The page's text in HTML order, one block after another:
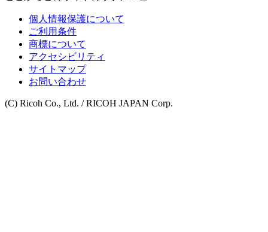
個人情報保護について
ご利用条件
商標について
アクセシビリティ
サイトマップ
お問い合わせ
(C) Ricoh Co., Ltd. / RICOH JAPAN Corp.